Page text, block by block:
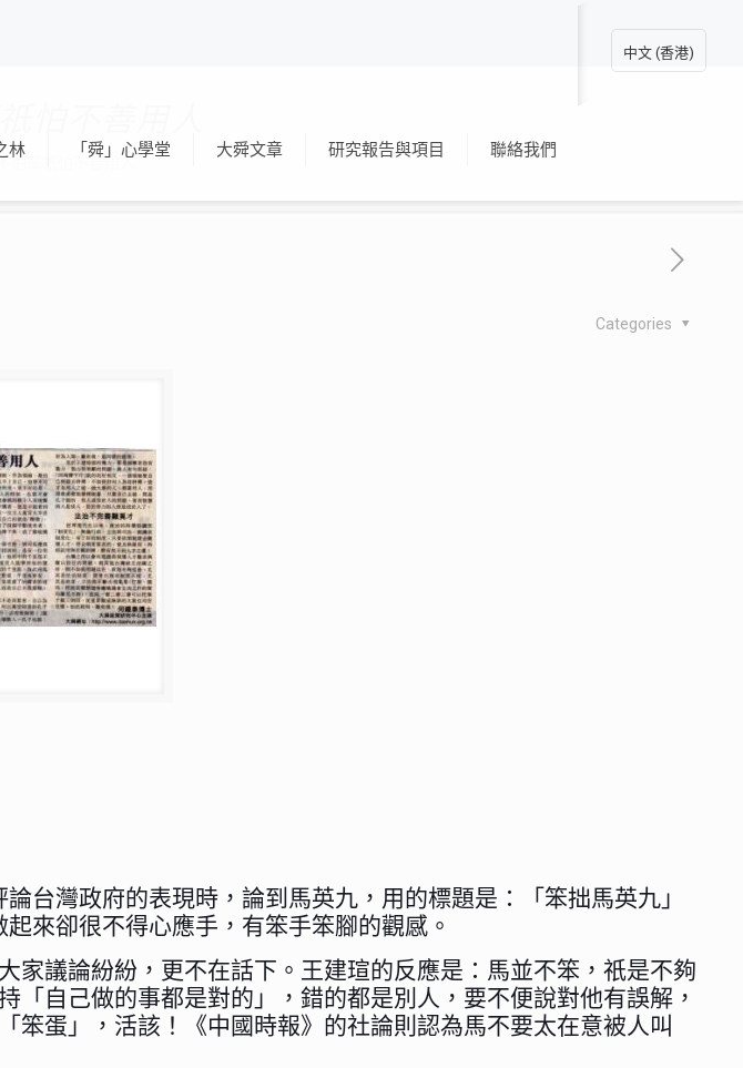
林 「舜」心學堂 大舜文章 研究報告與項目 聯絡我們
中文 (香港)
怕笨祇怕不善用人
Categories
台灣政府的表現時，論到馬英九，用的標題是：「笨拙馬英九」
來卻很不得心應手，有笨手笨腳的觀感。
議論紛紛，更不在話下。王建瑄的反應是：馬並不笨，祇是不夠
自己做的事都是對的」，錯的都是別人，要不便說對他有誤解，
蛋」，活該！《中國時報》的社論則認為馬不要太在意被人叫